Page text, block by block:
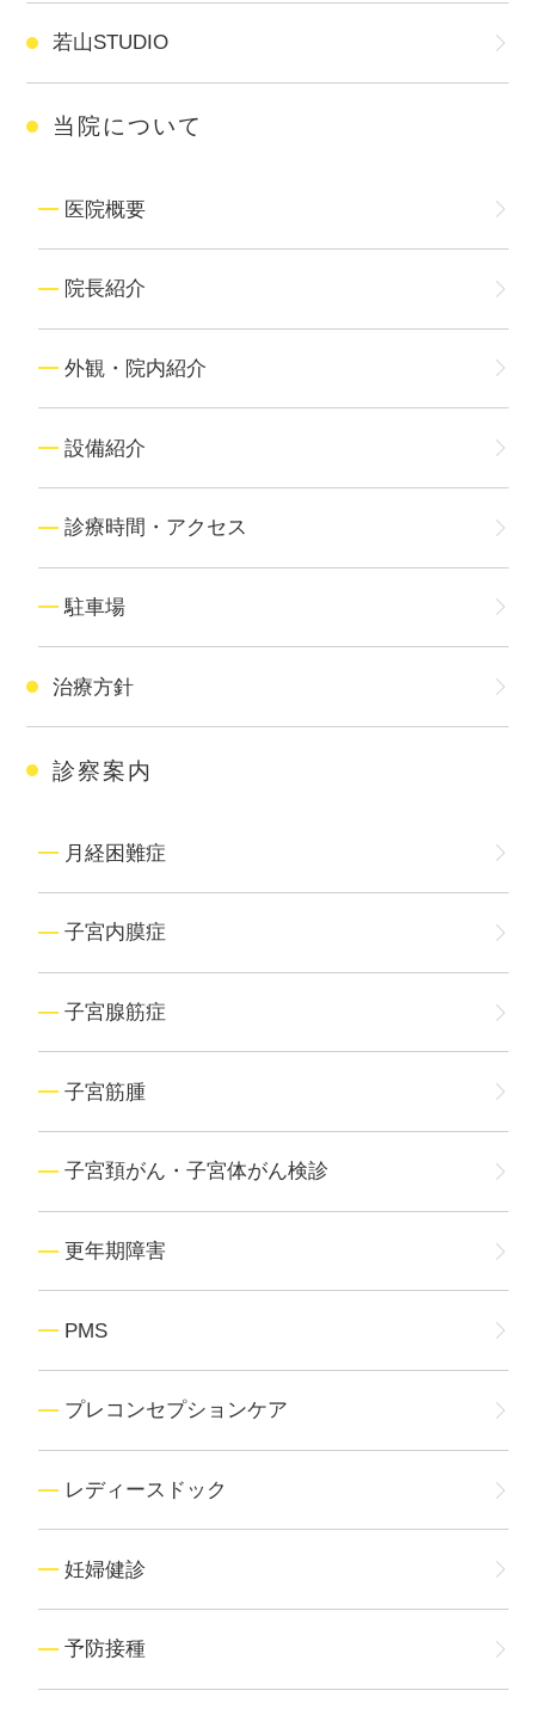
若山STUDIO
当院について
医院概要
院長紹介
外観・院内紹介
設備紹介
診療時間・アクセス
駐車場
治療方針
診察案内
月経困難症
子宮内膜症
子宮腺筋症
子宮筋腫
子宮頚がん・子宮体がん検診
更年期障害
PMS
プレコンセプションケア
レディースドック
妊婦健診
予防接種